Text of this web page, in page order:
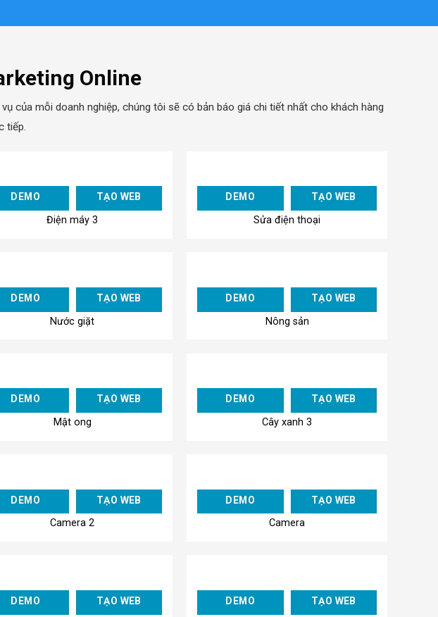
Online
của mỗi doanh nghiệp, chúng tôi sẽ có bản báo giá chi tiết nhất cho khách hàng
tiếp.
Add to
DEMO TẠO WEB
Điện máy 3
Add to
DEMO TẠO WEB
Sửa điện thoại
Add to
Wishlist
DEMO TẠO WEB
Nước giặt
Add to
Wishlist
DEMO TẠO WEB
Nông sản
Add to
DEMO TẠO WEB
Mật ong
Add to
DEMO TẠO WEB
Cây xanh 3
Add to
Wishlist
DEMO TẠO WEB
Camera 2
Add to
Wishlist
DEMO TẠO WEB
Camera
Add to
DEMO TẠO WEB
Add to
DEMO TẠO WEB